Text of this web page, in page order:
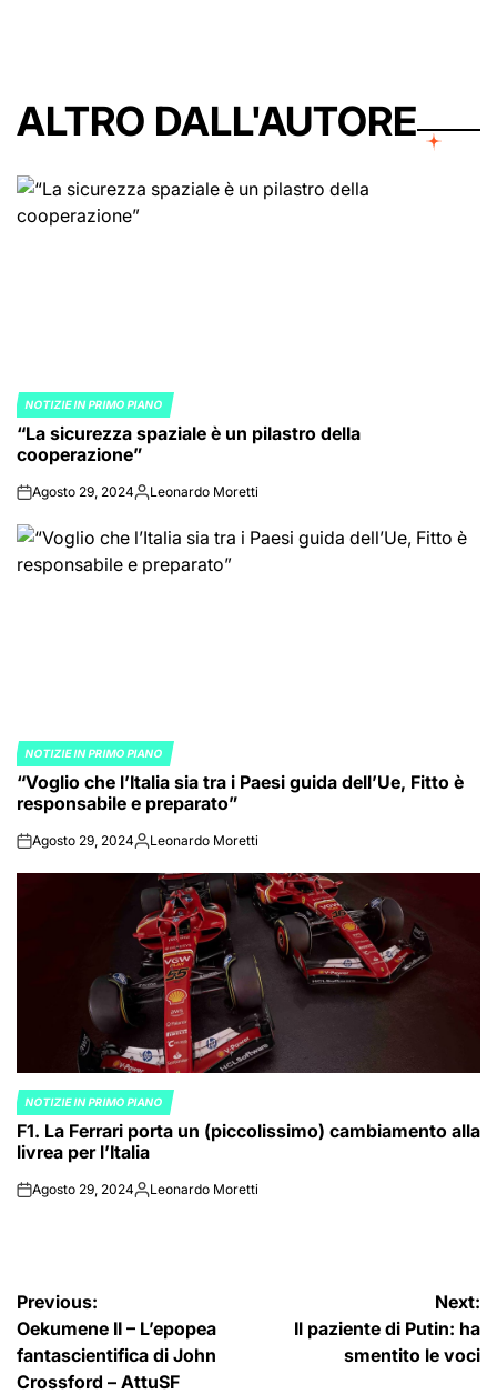
ALTRO DALL'AUTORE
POSTED
IN
NOTIZIE IN PRIMO PIANO
“La sicurezza spaziale è un pilastro della
cooperazione”
onAgosto 29, 2024Posted
Leonardo Moretti
POSTED
IN
NOTIZIE IN PRIMO PIANO
“Voglio che l’Italia sia tra i Paesi guida dell’Ue, Fitto è
responsabile e preparato”
onAgosto 29, 2024Posted
Leonardo Moretti
POSTED
IN
NOTIZIE IN PRIMO PIANO
F1. La Ferrari porta un (piccolissimo) cambiamento alla
livrea per l’Italia
onAgosto 29, 2024Posted
Leonardo Moretti
Navigazione
articoli
Previous:
Oekumene II – L’epopea
fantascientifica di John
Crossford – AttuSF
Next:
Il paziente di Putin: ha
smentito le voci